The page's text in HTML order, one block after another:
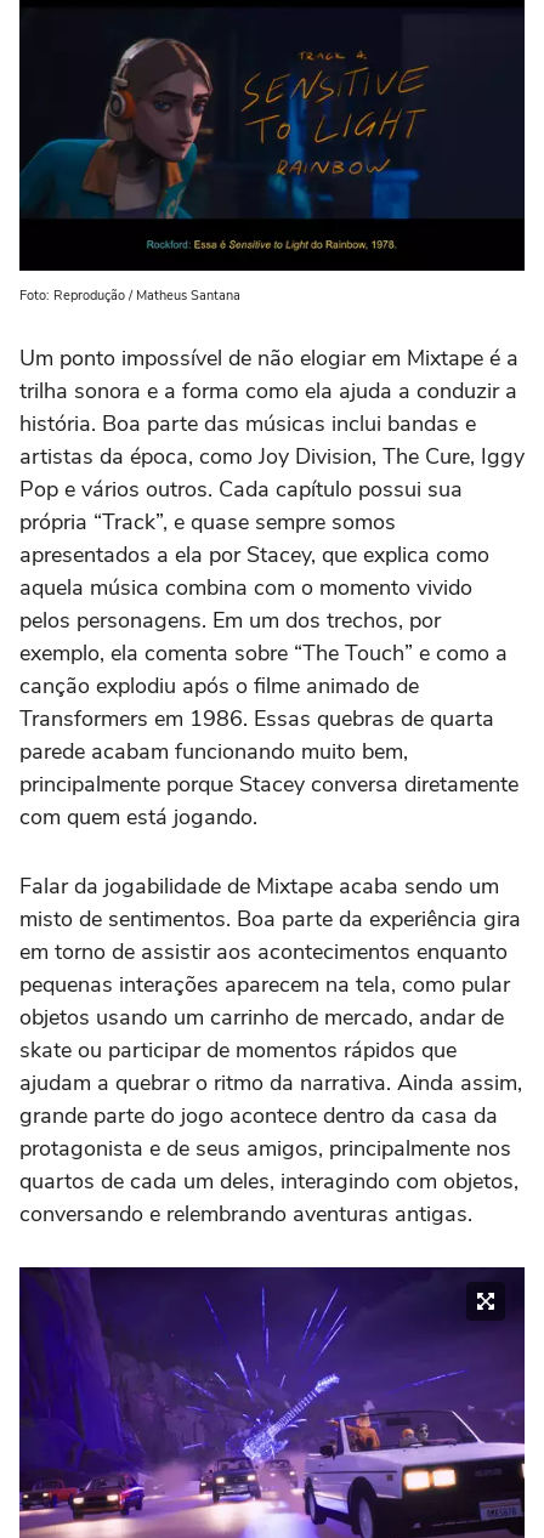
Foto: Reprodução / Matheus Santana
Um ponto impossível de não elogiar em Mixtape é a
trilha sonora e a forma como ela ajuda a conduzir a
história. Boa parte das músicas inclui bandas e
artistas da época, como Joy Division, The Cure, Iggy
Pop e vários outros. Cada capítulo possui sua
própria “Track”, e quase sempre somos
apresentados a ela por Stacey, que explica como
aquela música combina com o momento vivido
pelos personagens. Em um dos trechos, por
exemplo, ela comenta sobre “The Touch” e como a
canção explodiu após o filme animado de
Transformers em 1986. Essas quebras de quarta
parede acabam funcionando muito bem,
principalmente porque Stacey conversa diretamente
com quem está jogando.
Falar da jogabilidade de Mixtape acaba sendo um
misto de sentimentos. Boa parte da experiência gira
em torno de assistir aos acontecimentos enquanto
pequenas interações aparecem na tela, como pular
objetos usando um carrinho de mercado, andar de
skate ou participar de momentos rápidos que
ajudam a quebrar o ritmo da narrativa. Ainda assim,
grande parte do jogo acontece dentro da casa da
protagonista e de seus amigos, principalmente nos
quartos de cada um deles, interagindo com objetos,
conversando e relembrando aventuras antigas.